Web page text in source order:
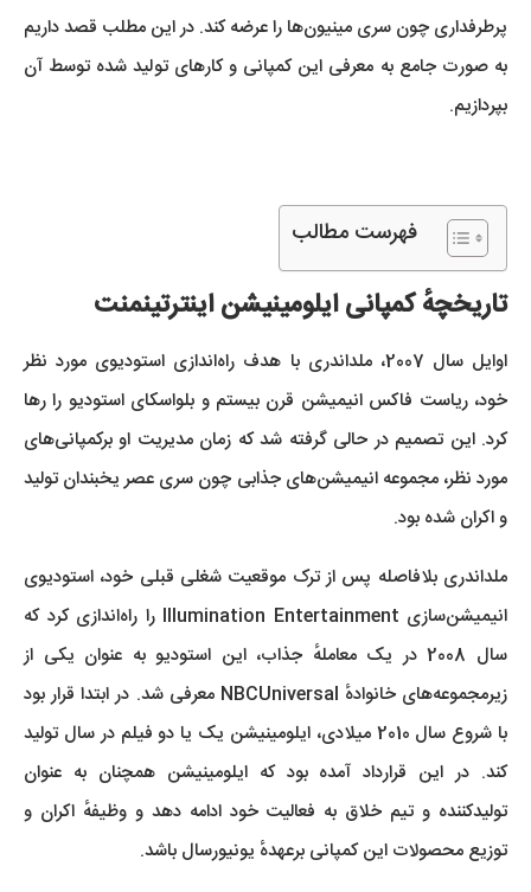
پرطرفداری چون سری مینیون‌ها را عرضه کند. در این مطلب قصد داریم
به صورت جامع به معرفی این کمپانی و کارهای تولید شده توسط آن
بپردازیم.
فهرست مطالب
تاریخچه‌ٔ کمپانی ایلومینیشن اینترتینمنت
اوایل سال 2007، ملداندری با هدف راه‌اندازی استودیوی مورد نظر
خود، ریاست فاکس انیمیشن قرن بیستم و بلواسکای استودیو را رها
کرد. این تصمیم در حالی گرفته شد که زمان مدیریت او برکمپانی‌های
مورد نظر، مجموعه انیمیشن‌های جذابی چون سری عصر یخبندان تولید
و اکران شده بود.
ملداندری بلافاصله پس از ترک موقعیت شغلی قبلی خود، استودیوی
انیمیشن‌سازی Illumination Entertainment را راه‌اندازی کرد که
سال 2008 در یک معاملهٔ جذاب، این استودیو به عنوان یکی از
زیرمجموعه‌های خانوادهٔ NBCUniversal معرفی شد. در ابتدا قرار بود
با شروع سال 2010 میلادی، ایلومینیشن یک یا دو فیلم در سال تولید
کند. در این قرارداد آمده بود که ایلومینیشن همچنان به عنوان
تولیدکننده و تیم خلاق به فعالیت خود ادامه دهد و وظیفهٔ اکران و
توزیع محصولات این کمپانی برعهدهٔ یونیورسال باشد.